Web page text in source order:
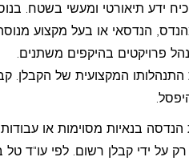
ידע תיאורטי ומעשי בשטח.
הנדסאי או בעל מקצוע
פרויקטים בהיקפים משתנים.
המקצועית של הקבלן.
בנאיות מסוימות או
ידי קבלן רשום. לפי עו"ד טל